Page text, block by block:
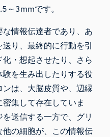
～3mmです。
情報伝達者であり、あ
り、最終的に行動を引
・想起させたり、さら
を生み出したりする役
は、大脳皮質や、辺縁
集して存在していま
送信する一方で、グリ
の細胞が、 この情報伝